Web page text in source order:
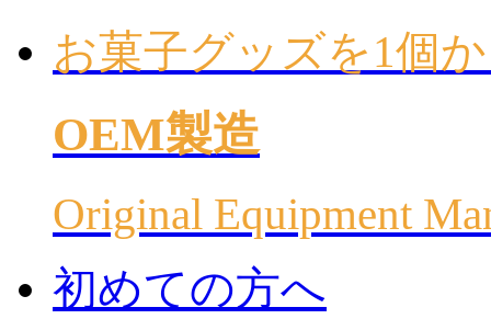
お菓子グッズを1個
OEM製造
Original Equipment
初めての方へ